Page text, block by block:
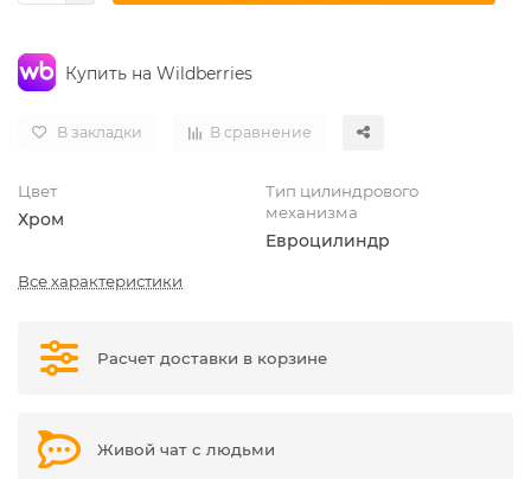
Купить на Wildberries
В закладки В сравнение
Цвет
Хром
Тип цилиндрового
механизма
Евроцилиндр
Все характеристики
Расчет доставки в корзине
Живой чат с людьми